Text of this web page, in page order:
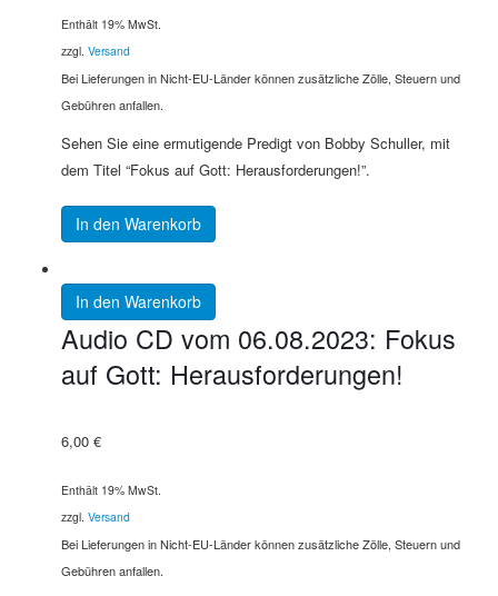
Enthält 19% MwSt.
zzgl. Versand
Bei Lieferungen in Nicht-EU-Länder können zusätzliche Zölle, Steuern und
Gebühren anfallen.
Sehen Sie eine ermutigende Predigt von Bobby Schuller, mit
dem Titel “Fokus auf Gott: Herausforderungen!”.
In den Warenkorb
In den Warenkorb
Audio CD vom 06.08.2023: Fokus
auf Gott: Herausforderungen!
6,00 €
Enthält 19% MwSt.
zzgl. Versand
Bei Lieferungen in Nicht-EU-Länder können zusätzliche Zölle, Steuern und
Gebühren anfallen.